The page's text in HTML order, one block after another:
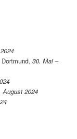
30. Mai –
August 2024